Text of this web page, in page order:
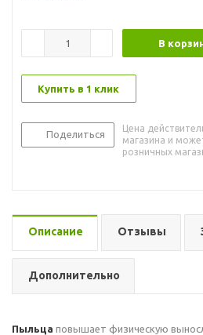
В
Купить в 1 клик
Поделиться
Цена
магазина и
розничных
Описание Отзывы
Дополнительно
Пыльца повышает физическую